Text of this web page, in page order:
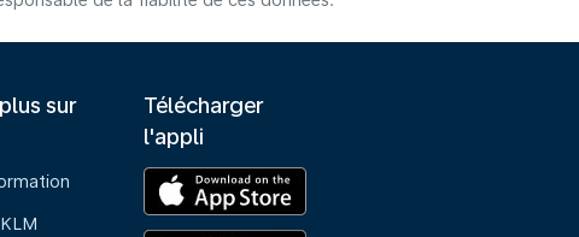
sur
Télécharger
l'appli